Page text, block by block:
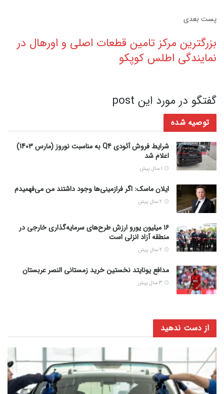
پست‌ بعدی
بزرگترین مرکز تامین قطعات اصلی و اورهال در
نمایندگی اطلس کوپکو
گفتگو در مورد این post
توصیه شده
شرایط فروش آئودی Q4 به مناسبت نوروز (مارس 1403)
اعلام شد
ایلان ماسک: اگر فرازمینی‌ها وجود داشتند من می‌فهمیدم
۱۶ میلیون یورو ارزش طرح‌های سرمایه‌گذاری خارجی در
منطقه آزاد انزلی است
مدافع یونایتد نخستین خرید زمستانی النصر عربستان
از دست ندهید